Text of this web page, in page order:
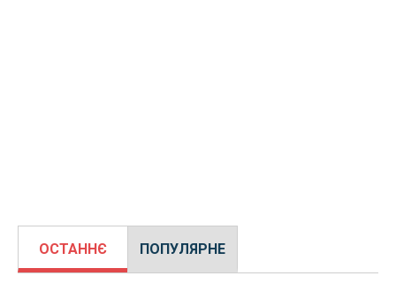
ОСТАННЄ ПОПУЛЯРНЕ